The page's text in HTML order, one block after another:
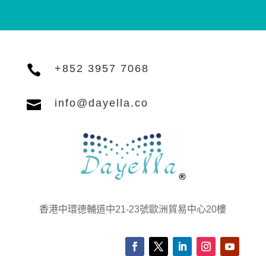
 +852 3957 7068
 info@dayella.co
香港中環德輔道中21-23號歐洲貿易中心20樓